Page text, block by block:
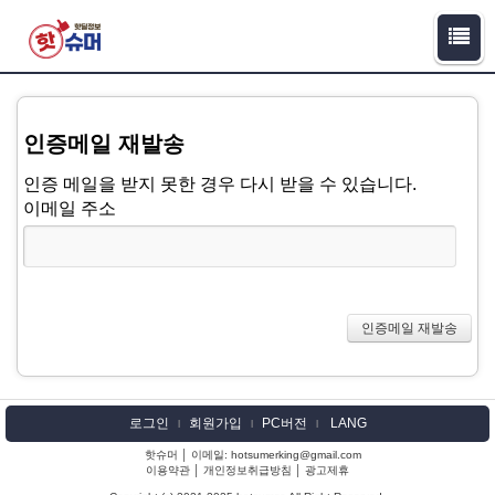
인증메일 재발송
인증 메일을 받지 못한 경우 다시 받을 수 있습니다.
이메일 주소
로그인 l 회원가입 l PC버전 l LANG
핫슈머 │ 이메일: hotsumerking@gmail.com
이용약관
개인정보취급방침 광고제휴